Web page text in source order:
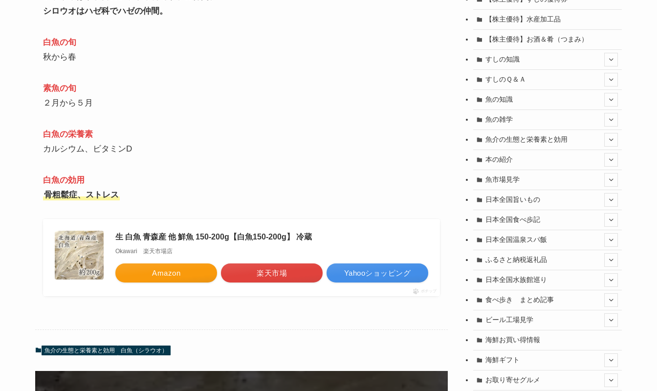
シロウオはハゼ科でハゼの仲間。
白魚の旬
秋から春
素魚の旬
２月から５月
白魚の栄養素
カルシウム、ビタミンD
白魚の効用
骨粗鬆症、ストレス
生 白魚 青森産 他 鮮魚 150-200g【白魚150-200g】 冷蔵
Okawari 楽天市場店
Amazon 楽天市場 Yahooショッピング
ポチップ
魚介の生態と栄養素と効用 白魚（シラウオ）
【株主優待】水産加工品
【株主優待】お酒＆肴（つまみ）
すしの知識
すしのＱ＆Ａ
魚の知識
魚の雑学
魚介の生態と栄養素と効用
本の紹介
魚市場見学
日本全国旨いもの
日本全国食べ歩記
日本全国温泉スパ飯
ふるさと納税返礼品
日本全国水族館巡り
食べ歩き まとめ記事
ビール工場見学
海鮮お買い得情報
海鮮ギフト
お取り寄せグルメ